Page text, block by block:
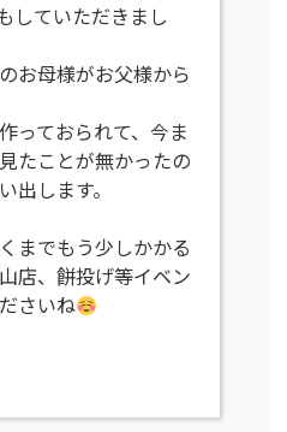
していただきまし
お母様がお父様から
っておられて、今ま
たことが無かったの
出します。
までもう少しかかる
店、餅投げ等イベン
さいね